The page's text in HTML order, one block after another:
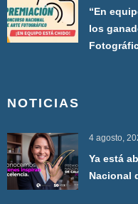
“En
los
NOTICIAS
4 agosto,
Ya está
Nacional